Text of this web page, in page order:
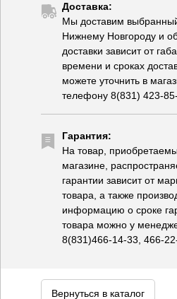
Доставка:
Мы доставим
Нижнему Новгороду и
доставки зависит от
времени и сроках
можете уточнить в
телефону 8(831) 423-
Гарантия:
На товар,
магазине,
гарантии зависит от
товара, а также
информацию о сроке
товара можно у
8(831)466-14-33, 466-
Вернуться в каталог